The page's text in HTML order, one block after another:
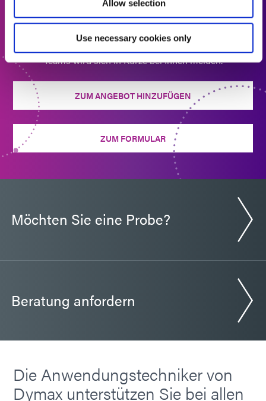
Allow selection
Use necessary cookies only
Angebot anfordern
Bereit für den nächsten Schritt? Ein Mitglied des Dymax-
Teams wird sich in Kürze bei Ihnen melden.
ZUM ANGEBOT HINZUFÜGEN
ZUM FORMULAR
Möchten Sie eine Probe?
Beratung anfordern
Die Anwendungstechniker von
Dymax unterstützen Sie bei allen